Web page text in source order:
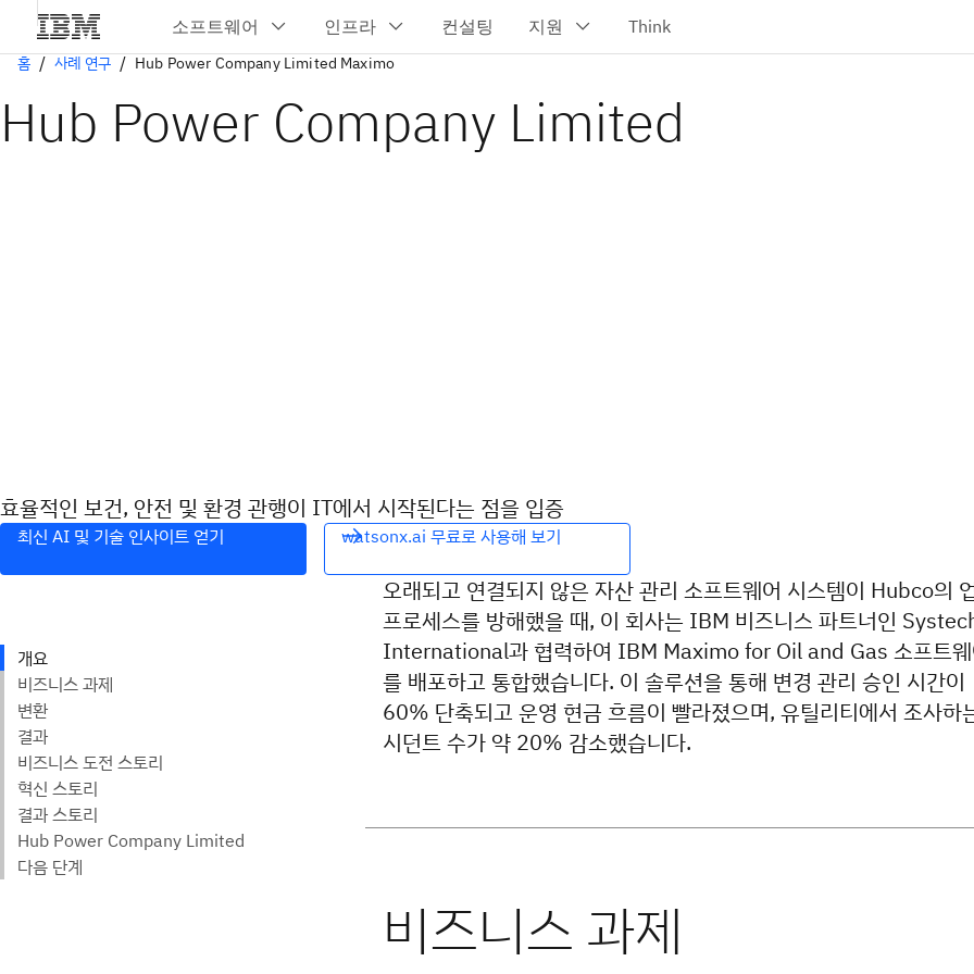
홈 사례 연구 Hub Power Company Limited Maximo
Hub Power Company Limited
효율적인 보건, 안전 및 환경 관행이 IT에서 시작된다는 점을 입증
최신 AI 및 기술 인사이트 얻기 watsonx.ai 무료로 사용해 보기
오래되고 연결되지 않은 자산 관리 소프트웨어 시스템이 Hubco의
프로세스를 방해했을 때, 이 회사는 IBM 비즈니스 파트너인
International과 협력하여 IBM Maximo for Oil and Gas 소프트웨
를 배포하고 통합했습니다. 이 솔루션을 통해 변경 관리 승인 시간이
60% 단축되고 운영 현금 흐름이 빨라졌으며, 유틸리티에서 조사하
시던트 수가 약 20% 감소했습니다.